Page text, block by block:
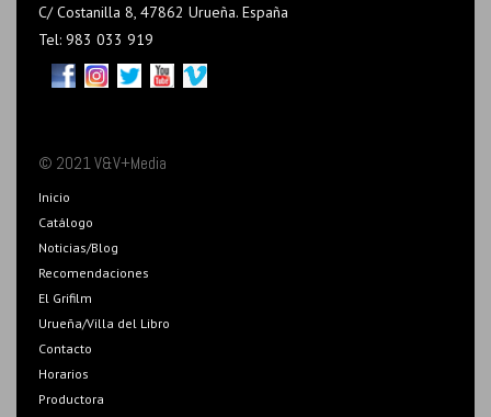
C/ Costanilla 8, 47862 Urueña. España
Tel: 983 033 919
© 2021 V&V+Media
Inicio
Catálogo
Noticias/Blog
Recomendaciones
El Grifilm
Urueña/Villa del Libro
Contacto
Horarios
Productora